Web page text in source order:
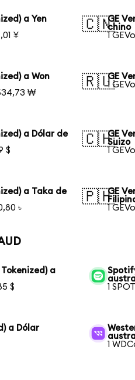
a Yen
¥
🇨🇳GE
chino
1
a Won
₩
🇷🇺GE
1
a Dólar de
$
🇨🇭GE
Suizo
1
a Taka de
৳
🇵🇭GE
1
a
$
1
a Dólar
1